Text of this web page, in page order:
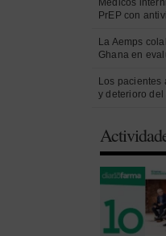
PrEP con
La Aemps
Ghana en
Los pacientes
y deterioro del